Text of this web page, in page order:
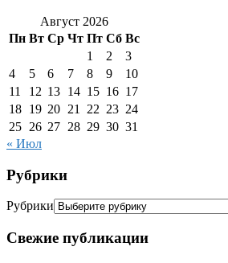
Август 2026
Пн Вт Ср Чт Пт Сб Вс
1
2
3
4
5 6 7 8 9
10
11
12 13 14 15 16 17
18 19 20 21 22 23 24
25 26 27 28 29 30 31
« Июл
Рубрики
Рубрики
Свежие публикации